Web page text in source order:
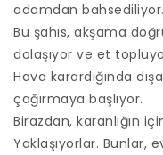
adamdan bahsediliyor.
Bu şahıs, akşama
dolaşıyor ve et
Hava karardığında
çağırmaya başlıyor.
Birazdan, karanlığın
Yaklaşıyorlar. Bunlar,